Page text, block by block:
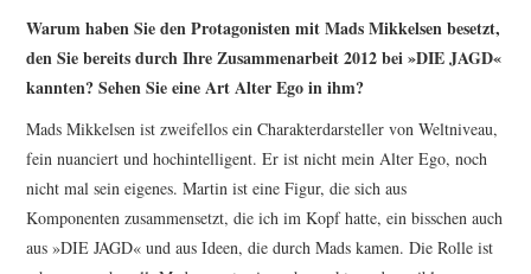
Warum haben Sie den Protagonisten mit Mads Mikkelsen besetzt,
den Sie bereits durch Ihre Zusammenarbeit 2012 bei »DIE JAGD«
kannten? Sehen Sie eine Art Alter Ego in ihm?
Mads Mikkelsen ist zweifellos ein Charakterdarsteller von Weltniveau,
fein nuanciert und hochintelligent. Er ist nicht mein Alter Ego, noch
nicht mal sein eigenes. Martin ist eine Figur, die sich aus
Komponenten zusammensetzt, die ich im Kopf hatte, ein bisschen auch
aus »DIE JAGD« und aus Ideen, die durch Mads kamen. Die Rolle ist